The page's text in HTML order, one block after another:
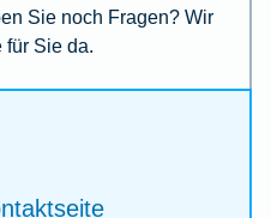
Sie noch Fragen? Wir
für Sie da.